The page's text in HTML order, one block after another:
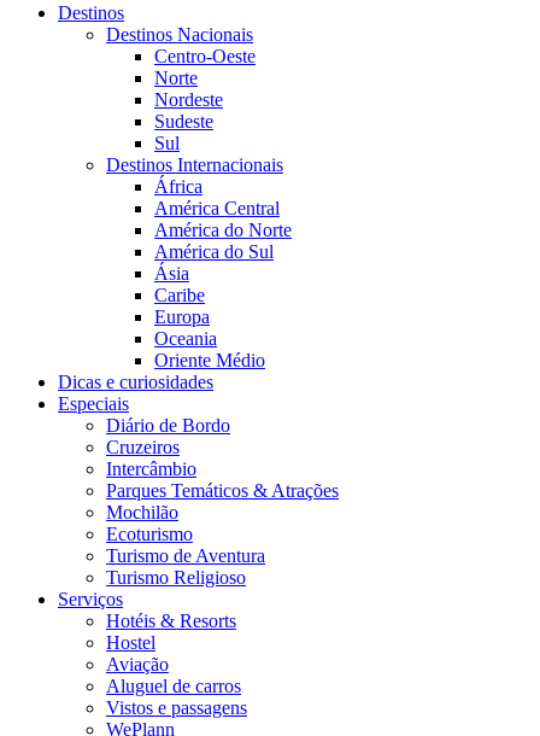
Destinos
Destinos Nacionais
Centro-Oeste
Norte
Nordeste
Sudeste
Sul
Destinos Internacionais
África
América Central
América do Norte
América do Sul
Ásia
Caribe
Europa
Oceania
Oriente Médio
Dicas e curiosidades
Especiais
Diário de Bordo
Cruzeiros
Intercâmbio
Parques Temáticos & Atrações
Mochilão
Ecoturismo
Turismo de Aventura
Turismo Religioso
Serviços
Hotéis & Resorts
Hostel
Aviação
Aluguel de carros
Vistos e passagens
WePlann